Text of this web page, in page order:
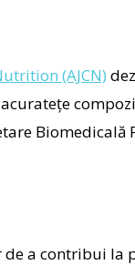
(AJCN)
a contribui la